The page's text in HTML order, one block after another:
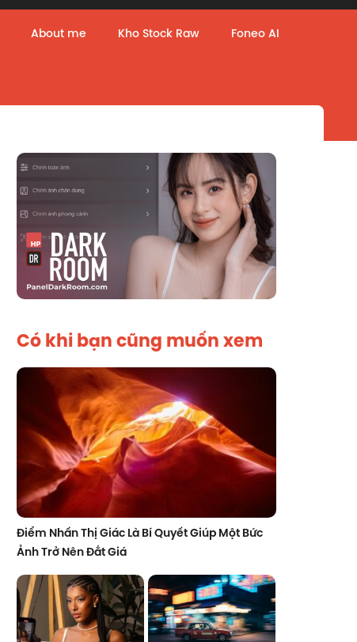
About me Kho Stock Raw Foneo AI
Có khi bạn cũng muốn xem
Điểm Nhấn Thị Giác Là Bí Quyết Giúp Một Bức
Ảnh Trở Nên Đắt Giá